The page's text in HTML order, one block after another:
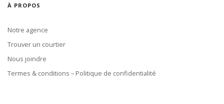
À PROPOS
Notre agence
Trouver un courtier
Nous joindre
Termes & conditions – Politique de confidentialité